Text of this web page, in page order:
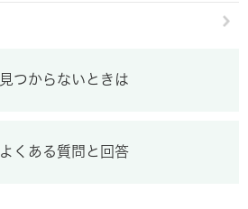
見つからないときは
よくある質問と回答